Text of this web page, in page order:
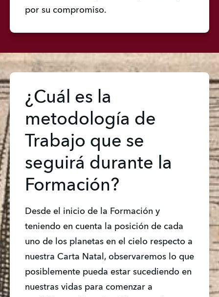
por su compromiso.
¿Cuál es la
metodología de
Trabajo que se
seguirá durante la
Formación?
Desde el inicio de la Formación y
teniendo en cuenta la posición de cada
uno de los planetas en el cielo respecto a
nuestra Carta Natal, observaremos lo que
posiblemente pueda estar sucediendo en
nuestras vidas para comenzar a